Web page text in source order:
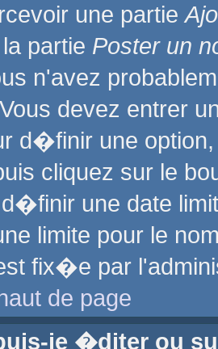
une partie
partie Poster un
n'avez
devez entrer
d�finir une
cliquez sur le
une date
limite pour le
fix�e par
de page
je �diter ou